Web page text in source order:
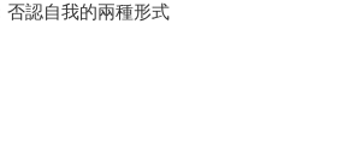
認自我的兩種形式